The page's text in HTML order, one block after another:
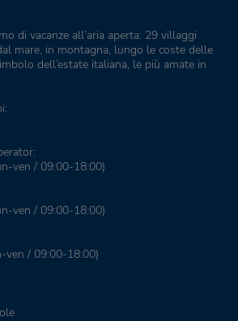
di vacanze all’aria aperta: 29 villaggi
mare, in montagna, lungo le coste delle
dell’estate italiana, le più amate in
ven / 09:00-18:00)
ven / 09:00-18:00)
ven / 09:00-18:00)